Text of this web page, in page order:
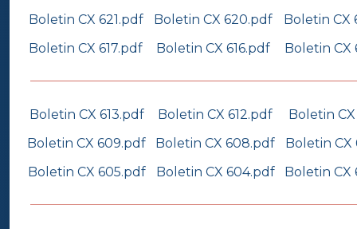
Boletin CX 621.pdf
Boletin CX 620.pdf
Boletin CX
Boletin CX 617.pdf
Boletin CX 616.pdf Boletin CX
Boletin CX 613.pdf Boletin CX 612.pdf
Boletin CX
Boletin CX 609.pdf
Boletin CX 608.pdf
Boletin CX
Boletin CX 605.pdf
Boletin CX 604.pdf Boletin CX